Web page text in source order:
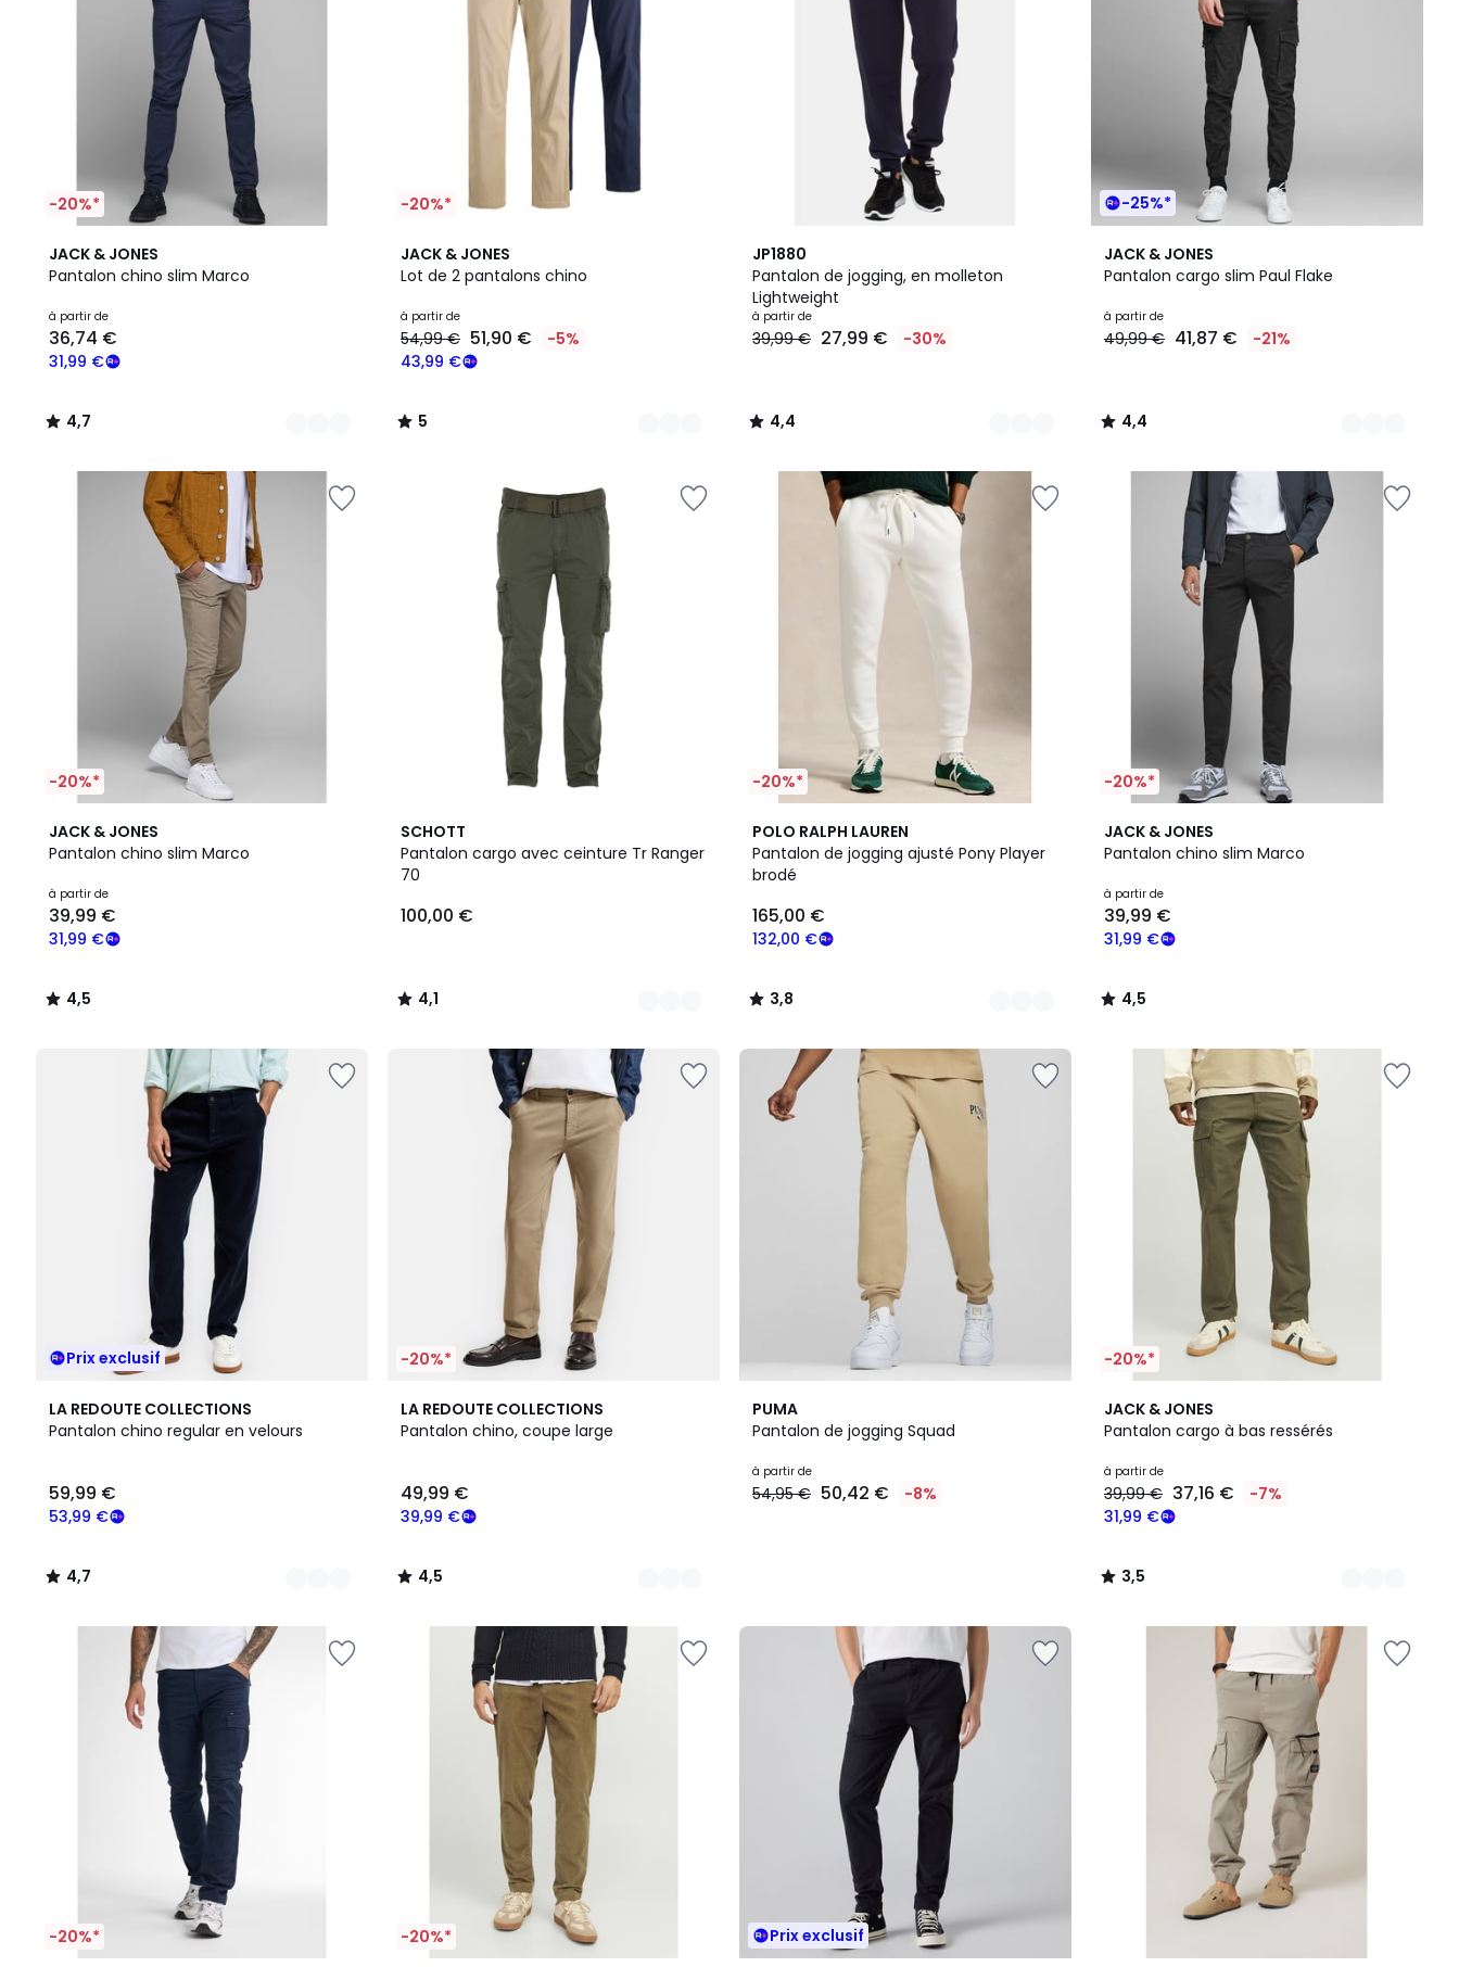
-20%*
JACK & JONES
Pantalon chino slim Marco
à partir de
31,99 €
36,74 €
4,7
/ 5
10
Couleurs
4,7
/
-20%*
JACK & JONES
Lot de 2 pantalons chino
à partir de
43,99 €
54,99 € 51,90 € -5%
5
/
4
Couleurs
5
/
JP1880
Pantalon de jogging, en molleton
Lightweight
à partir de
39,99 € 27,99 € -30%
4,4
/ 5
3
Couleurs
4,4
/
-25%*
JACK & JONES
Pantalon cargo slim Paul Flake
à partir de
49,99 € 41,87 € -21%
4,4
/ 5
7
Couleurs
4,4
/
-20%*
JACK & JONES
Pantalon chino slim Marco
à partir de
31,99 €
39,99 €
4,5
/ 5
4,5
/
SCHOTT
Pantalon cargo avec ceinture Tr Ranger
70
100,00 €
4,1
/ 5
4
Couleurs
4,1
/
-20%*
POLO RALPH LAUREN
Pantalon de jogging ajusté Pony Player
brodé
132,00 €
165,00 €
3,8
/ 5
3
Couleurs
3,8
/
-20%*
JACK & JONES
Pantalon chino slim Marco
à partir de
31,99 €
39,99 €
4,5
/ 5
4,5
/
Prix exclusif
LA REDOUTE COLLECTIONS
Pantalon chino regular en velours
53,99 €
59,99 €
4,7
/ 5
3
Couleurs
4,7
/
-20%*
LA REDOUTE COLLECTIONS
Pantalon chino, coupe large
39,99 €
49,99 €
4,5
/ 5
2
Couleurs
4,5
/
PUMA
Pantalon de jogging Squad
à partir de
54,95 € 50,42 € -8%
-20%*
JACK & JONES
Pantalon cargo à bas ressérés
à partir de
31,99 €
39,99 € 37,16 € -7%
3,5
/ 5
7
Couleurs
3,5
/
-20%* -20%* Prix exclusif